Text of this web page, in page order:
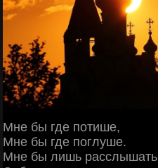
Мне бы где потише,
Мне бы где поглуше.
Мне бы лишь расслышать